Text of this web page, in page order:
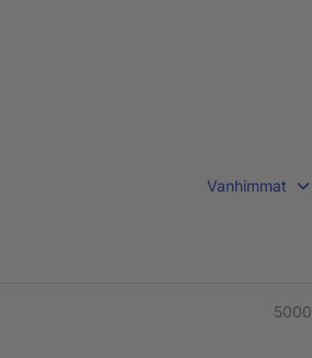
Vanhimmat
5000